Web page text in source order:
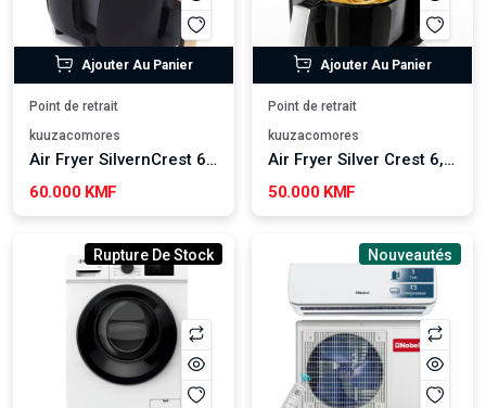
Ajouter Au Panier
Point de retrait
kuuzacomores
Air Fryer SilvernCrest 6L - S-18
60.000 KMF
Ajouter Au Panier
Point de retrait
kuuzacomores
Air Fryer Silver Crest 6,5 L - AR-1559
50.000 KMF
Rupture De Stock Nouveautés